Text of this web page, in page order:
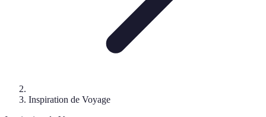
Inspiration de Voyage